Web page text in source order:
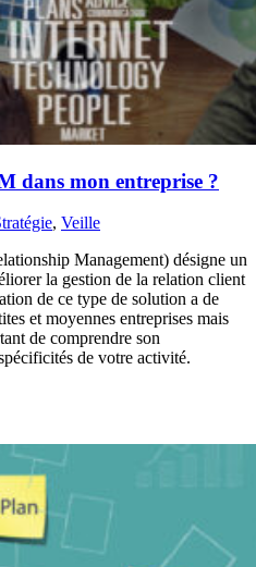
dans mon entreprise ?
, Veille
Management) désigne un
la gestion de la relation client
de ce type de solution a de
et moyennes entreprises mais
de comprendre son
de votre activité.